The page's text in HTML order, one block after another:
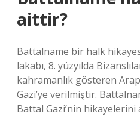
aittir?
Battalname bir halk
lakabı, 8. yüzyılda
kahramanlık gösteren
Gazi’ye verilmiştir.
Battal Gazi’nin